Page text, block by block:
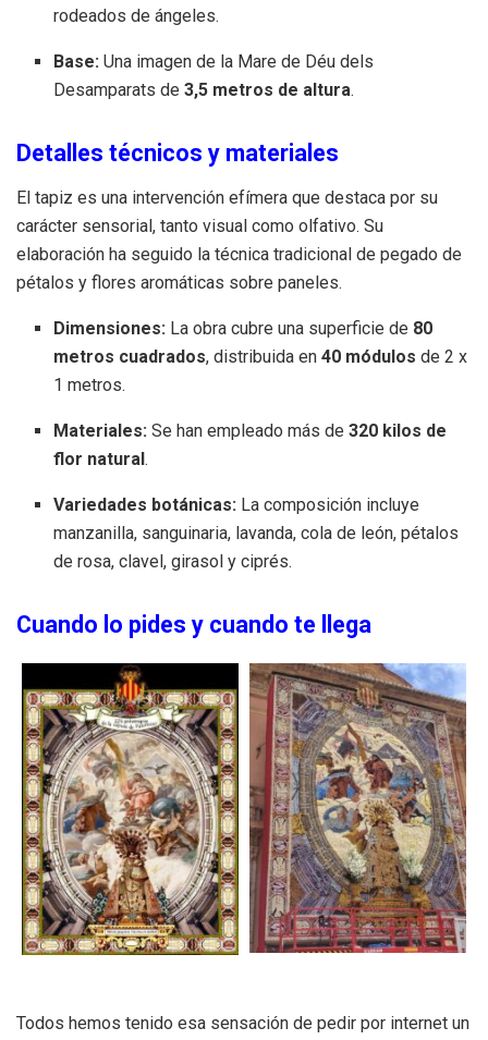
rodeados de ángeles.
Base: Una imagen de la Mare de Déu dels
Desamparats de3,5 metros de altura.
Detalles técnicos y materiales
El tapiz es una intervención efímera que destaca por su
carácter sensorial, tanto visual como olfativo. Su
elaboración ha seguido la técnica tradicional de pegado de
pétalos y flores aromáticas sobre paneles.
Dimensiones: La obra cubre una superficie de 80
metros cuadrados, distribuida en40 módulos de 2 x
1 metros.
Materiales: Se han empleado más de320 kilos de
flor natural.
Variedades botánicas: La composición incluye
manzanilla, sanguinaria, lavanda, cola de león, pétalos
de rosa, clavel, girasol y ciprés.
Cuando lo pides y cuando te llega
Todos hemos tenido esa sensación de pedir por internet un